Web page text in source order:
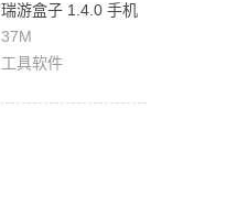
瑞游盒子 1.4.0 手机
版
37M
工具软件